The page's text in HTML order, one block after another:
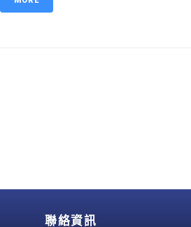
聯絡資訊